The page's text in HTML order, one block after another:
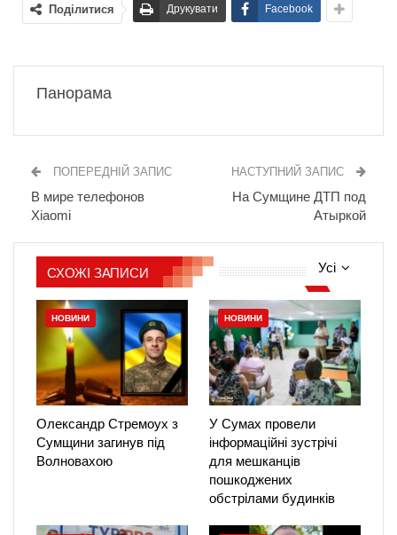
Поділитися Друкувати Facebook
Панорама
ПОПЕРЕДНІЙ ЗАПИС
В мире телефонов
Xiaomi
НАСТУПНИЙ ЗАПИС
На Сумщине ДТП под
Атыркой
Усі
СХОЖІ ЗАПИСИ
НОВИНИ
Олександр Стремоух з
Сумщини загинув під
Волновахою
НОВИНИ
У Сумах провели
інформаційні зустрічі
для мешканців
пошкоджених
обстрілами будинків